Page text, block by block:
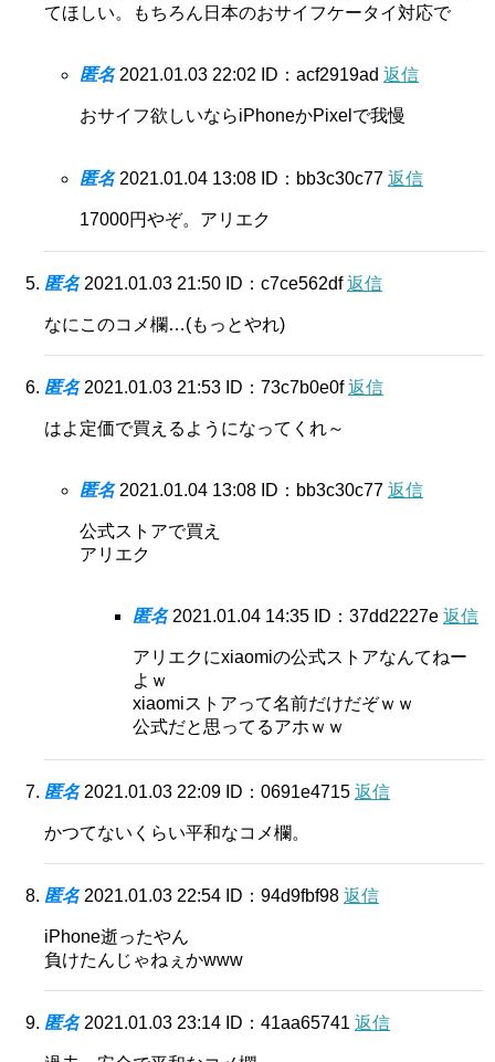
てほしい。もちろん日本のおサイフケータイ対応で
匿名 2021.01.03 22:02 ID：acf2919ad 返信
おサイフ欲しいならiPhoneかPixelで我慢
匿名 2021.01.04 13:08 ID：bb3c30c77 返信
17000円やぞ。アリエク
匿名 2021.01.03 21:50 ID：c7ce562df返信
なにこのコメ欄…(もっとやれ)
匿名 2021.01.03 21:53 ID：73c7b0e0f返信
はよ定価で買えるようになってくれ～
匿名 2021.01.04 13:08 ID：bb3c30c77 返信
公式ストアで買え
アリエク
匿名 2021.01.04 14:35 ID：37dd2227e 返信
アリエクにxiaomiの公式ストアなんてねー
よｗ
xiaomiストアって名前だけだぞｗｗ
公式だと思ってるアホｗｗ
匿名 2021.01.03 22:09 ID：0691e4715 返信
かつてないくらい平和なコメ欄。
匿名 2021.01.03 22:54 ID：94d9fbf98 返信
iPhone逝ったやん
負けたんじゃねぇかwww
匿名 2021.01.03 23:14 ID：41aa65741 返信